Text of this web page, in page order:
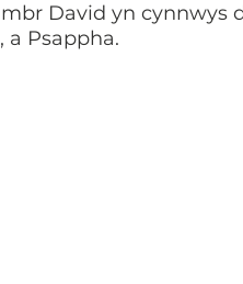
David yn cynnwys
a Psappha.